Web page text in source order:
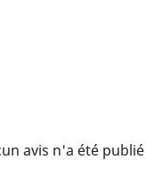
avis n'a été